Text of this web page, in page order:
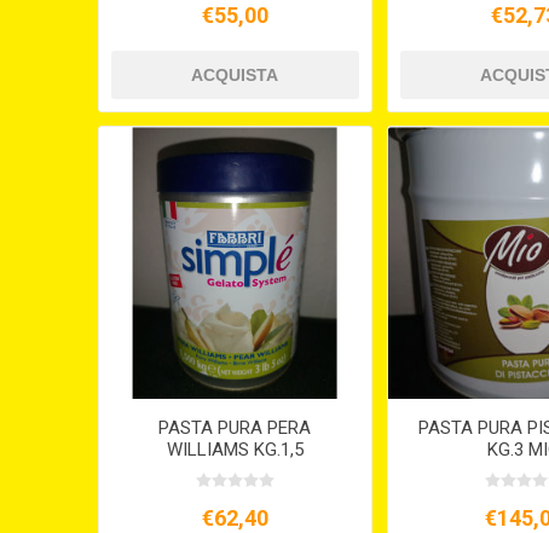
€55,00
PASTA PURA PERA
WILLIAMS KG.1,5
€62,40
PASTA PURA
KG.3